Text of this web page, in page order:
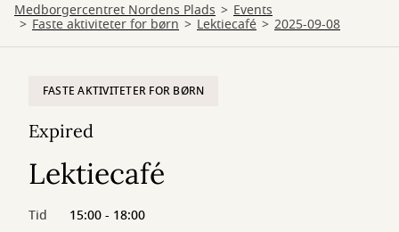
Medborgercentret Nordens Plads Events
Faste aktiviteter for børn Lektiecafé 2025-09-08
FASTE AKTIVITETER FOR BØRN
Expired
Lektiecafé
Tid
15:00 - 18:00